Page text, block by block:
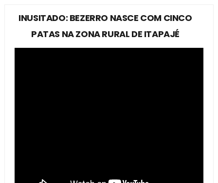
INUSITADO: BEZERRO NASCE COM CINCO
PATAS NA ZONA RURAL DE ITAPAJÉ